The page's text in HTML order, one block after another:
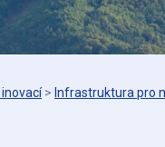
> Infrastruktura pro